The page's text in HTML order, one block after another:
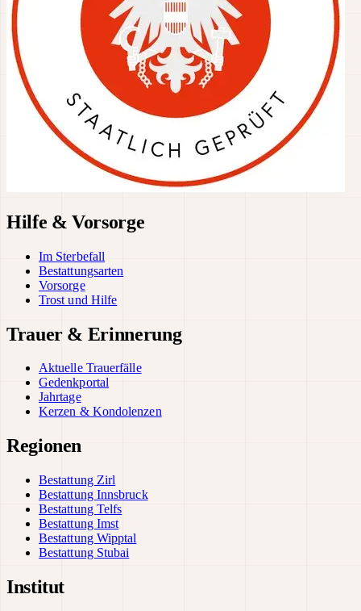
Hilfe & Vorsorge
Im Sterbefall
Bestattungsarten
Vorsorge
Trost und Hilfe
Trauer & Erinnerung
Aktuelle Trauerfälle
Gedenkportal
Jahrtage
Kerzen & Kondolenzen
Regionen
Bestattung Zirl
Bestattung Innsbruck
Bestattung Telfs
Bestattung Imst
Bestattung Wipptal
Bestattung Stubai
Institut